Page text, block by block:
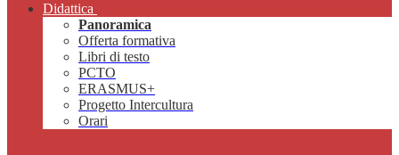
Didattica
Panoramica
Offerta formativa
Libri di testo
PCTO
ERASMUS+
Progetto Intercultura
Orari